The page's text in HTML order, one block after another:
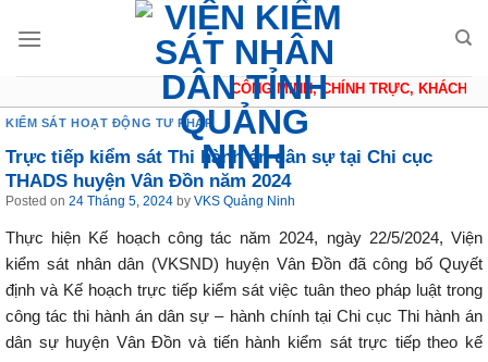
CÔNG MINH, CHÍNH TRỰC, KHÁCH
KIỂM SÁT HOẠT ĐỘNG TƯ PHÁP
Trực tiếp kiểm sát Thi hành án dân sự tại Chi cục
THADS huyện Vân Đồn năm 2024
Posted on 24 Tháng 5, 2024 by VKS Quảng Ninh
Thực hiện Kế hoạch công tác năm 2024, ngày 22/5/2024, Viện
kiểm sát nhân dân (VKSND) huyện Vân Đồn đã công bố Quyết
định và Kế hoạch trực tiếp kiểm sát việc tuân theo pháp luật trong
công tác thi hành án dân sự – hành chính tại Chi cục Thi hành án
dân sự huyện Vân Đồn và tiến hành kiểm sát trực tiếp theo kế